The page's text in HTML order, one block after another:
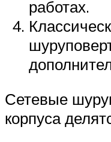
работах.
Сетевые
корпуса